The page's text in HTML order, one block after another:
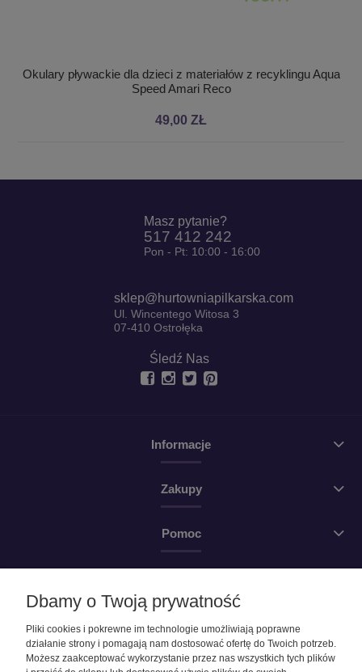
Okulary pływackie dla dzieci z materiałów z recyklingu Aqua
Speed Amari Reco
49,00 ZŁ
Masz pytanie?
517 412 242
Pon - Pt: 10:00 - 16:00
sklep@hurtowniapilkarska.com
Ul. Wincentego Witosa 3
07-410 Ostrołęka
Śledź Nas
Informacje
Zakupy
Pomoc
O firmie
Dbamy o Twoją prywatność
Pliki cookies i pokrewne im technologie umożliwiają poprawne
działanie strony i pomagają nam dostosować ofertę do Twoich potrzeb.
Możesz zaakceptować wykorzystanie przez nas wszystkich tych plików